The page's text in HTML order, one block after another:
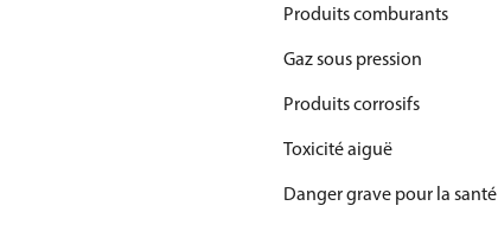
Produits comburants
Gaz sous pression
Produits corrosifs
Toxicité aiguë
Danger grave pour la santé